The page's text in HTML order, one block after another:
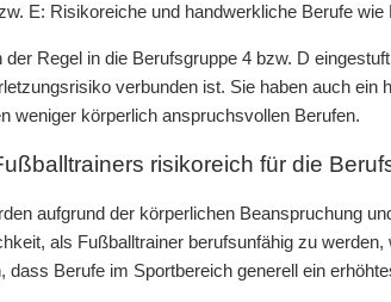
E: Risikoreiche und handwerkliche Berufe
der Regel in die Berufsgruppe 4 bzw. D
verbunden ist. Sie haben auch
weniger körperlich anspruchsvollen Berufen.
risikoreich für die
aufgrund der körperlichen Beanspruchung
als Fußballtrainer berufsunfähig zu
dass Berufe im Sportbereich generell ein